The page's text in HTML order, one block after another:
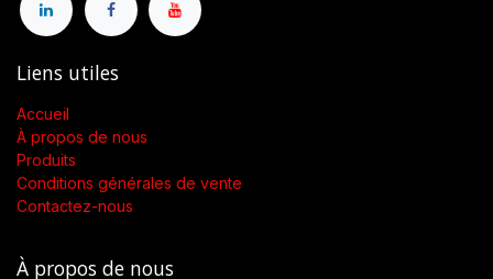
Liens utiles
Accueil
À propos de nous
Produits
Conditions générales de vente
Contactez-nous
À propos de nous